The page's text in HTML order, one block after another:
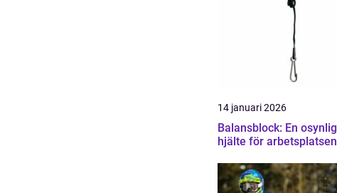
14 januari 2026
Balansblock: En osynlig
hjälte för arbetsplatsen